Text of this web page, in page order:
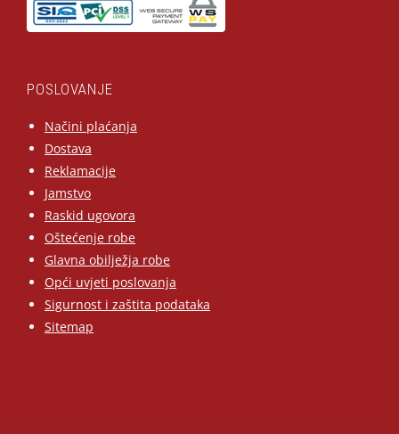
POSLOVANJE
Načini plaćanja
Dostava
Reklamacije
Jamstvo
Raskid ugovora
Oštećenje robe
Glavna obilježja robe
Opći uvjeti poslovanja
Sigurnost i zaštita podataka
Sitemap